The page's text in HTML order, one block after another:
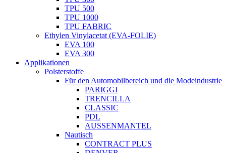
TPU 500
TPU 1000
TPU FABRIC
Ethylen Vinylacetat (EVA-FOLIE)
EVA 100
EVA 300
Applikationen
Polsterstoffe
Für den Automobilbereich und die Modeindustrie
PARIGGI
TRENCILLA
CLASSIC
PDL
AUSSENMANTEL
Nautisch
CONTRACT PLUS